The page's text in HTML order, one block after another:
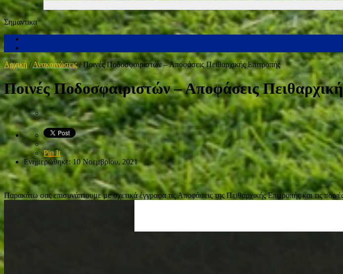
Σημαντικα
Αρχική /Ανακοινώσεις/Ποινές Ποδοσφαιριστών – Αποφάσεις Πειθαρχικής Επιτροπής
Ποινές Ποδοσφαιριστών – Αποφάσεις
Pin It
Ενημερώθηκε: 10 Νοεμβρίου, 2021
Παρακάτω σας επισυνάπτουμε με σχετικά έγγραφα τις Αποφάσεις της Πειθαρχικής Επιτροπής και τις